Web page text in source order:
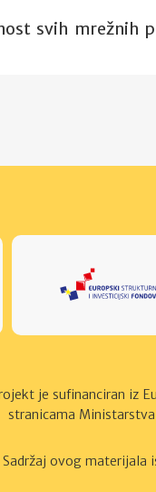
svih mrežnih
je suﬁnanciran iz
stranicama
Sadržaj ovog materijala